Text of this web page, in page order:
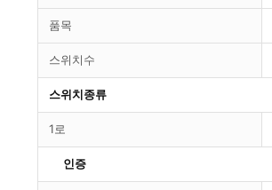
품목
스위치수
스위치종류
1로
인증